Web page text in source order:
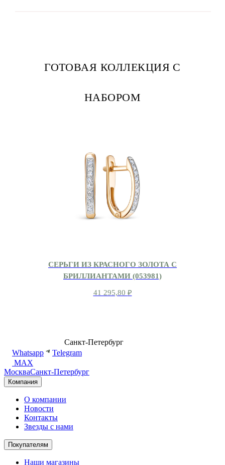
ГОТОВАЯ КОЛЛЕКЦИЯ С
НАБОРОМ
СЕРЬГИ ИЗ КРАСНОГО ЗОЛОТА С
БРИЛЛИАНТАМИ (053981)
41 295,80 ₽
Санкт-Петербург
Whatsapp
Telegram
MAX
МоскваСанкт-Петербург
Компания
О компании
Новости
Контакты
Звезды с нами
Покупателям
Наши магазины